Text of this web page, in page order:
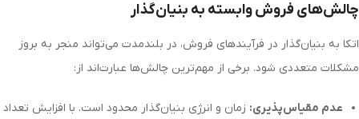
چالش‌های فروش وابسته به بنیان‌گذار
اتکا به بنیان‌گذار در فرآیندهای فروش، در بلندمدت می‌تواند منجر به بروز
مشکلات متعددی شود. برخی از مهم‌ترین چالش‌ها عبارت‌اند از:
عدم مقیاس‌پذیری: زمان و انرژی بنیان‌گذار محدود است. با افزایش تعداد